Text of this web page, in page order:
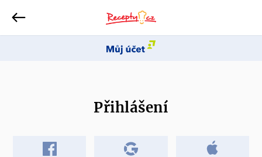
Přihlášení